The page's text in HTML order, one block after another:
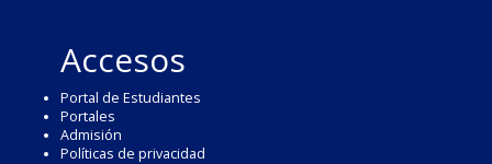
Accesos
Portal de Estudiantes
Portales
Admisión
Políticas de privacidad